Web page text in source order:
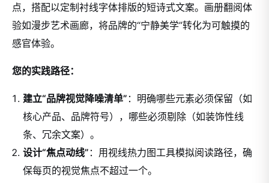
点，搭配以定制衬线字体排版的短诗式文案。画册翻阅体
验如漫步艺术画廊，将品牌的“宁静美学”转化为可触摸的
感官体验。
您的实践路径：
建立“品牌视觉降噪清单” ：明确哪些元素必须保留（如
核心产品、品牌符号），哪些必须剔除（如装饰性线
条、冗余文案）。
设计“焦点动线” ：用视线热力图工具模拟阅读路径，确
保每页的视觉焦点不超过一个。